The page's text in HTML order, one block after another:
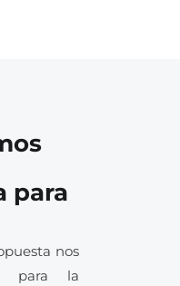
para
nos
para la